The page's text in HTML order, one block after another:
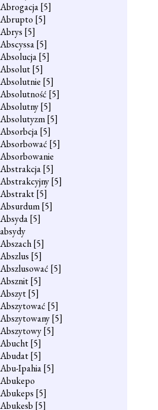
Abrogacja[5]
Abrupto [5]
Abrys [5]
Abscyssa[5]
Absolucja[5]
Absolut[5]
Absolutnie [5]
Absolutność [5]
Absolutny[5]
Absolutyzm[5]
Absorbcja[5]
Absorbować [5]
Absorbowanie
Abstrakcja[5]
Abstrakcyjny[5]
Abstrakt[5]
Absurdum[5]
Absyda[5]
absydy
Abszach[5]
Abszlus [5]
Abszlusować [5]
Absznit[5]
Abszyt[5]
Abszytować [5]
Abszytowany[5]
Abszytowy[5]
Abucht[5]
Abudat[5]
Abu-Ipahia[5]
Abukepo
Abukeps [5]
Abukesb [5]